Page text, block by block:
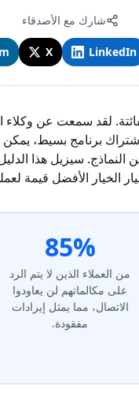
شارك مع الأصدقاء
LinkedIn
X
الخيار الأفضل قيمة
85%
من العملاء الذين لا يتم الرد
على مكالماتهم لن يعاودوا
الاتصال، مما يمثل إيرادات
مفقودة.